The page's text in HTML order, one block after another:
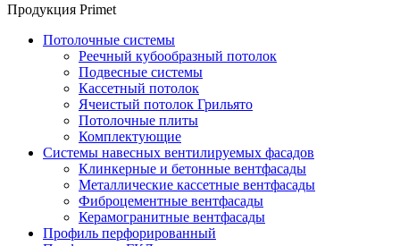
Продукция Primet
Потолочные системы
Реечный кубообразный потолок
Подвесные системы
Кассетный потолок
Ячеистый потолок Грильято
Потолочные плиты
Комплектующие
Системы навесных вентилируемых фасадов
Клинкерные и бетонные вентфасады
Металлические кассетные вентфасады
Фиброцементные вентфасады
Керамогранитные вентфасады
Профиль перфорированный